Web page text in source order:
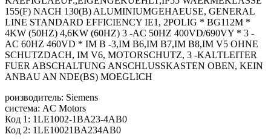
155(F) NACH 130(B) ALUMINIUMGEHAEUSE, GENERAL
LINE STANDARD EFFICIENCY IE1, 2POLIG * BG112M *
4KW (50HZ) 4,6KW (60HZ) 3 -AC 50HZ 400VD/690VY * 3 -
AC 60HZ 460VD * IM B -3,IM B6,IM B7,IM B8,IM V5 OHNE
SCHUTZDACH, IM V6, MOTORSCHUTZ, 3 -KALTLEITER
FUER ABSCHALTUNG ANSCHLUSSKASTEN OBEN, KEIN
ANBAU AN NDE(BS) MOEGLICH
роизводитель: Siemens
система: AC Motors
Код 1: 1LE1002-1BA23-4AB0
Код 2: 1LE10021BA234AB0